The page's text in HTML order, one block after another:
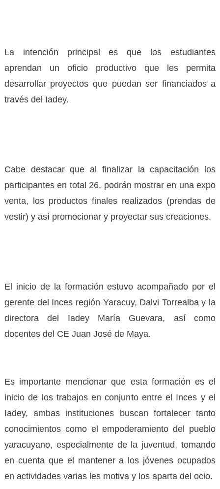
La intención principal es que los estudiantes
aprendan un oficio productivo que les permita
desarrollar proyectos que puedan ser financiados a
través del Iadey.
Cabe destacar que al finalizar la capacitación los
participantes en total 26, podrán mostrar en una expo
venta, los productos finales realizados (prendas de
vestir) y así promocionar y proyectar sus creaciones.
El inicio de la formación estuvo acompañado por el
gerente del Inces región Yaracuy, Dalvi Torrealba y la
directora del Iadey María Guevara, así como
docentes del CE Juan José de Maya.
Es importante mencionar que esta formación es el
inicio de los trabajos en conjunto entre el Inces y el
Iadey, ambas instituciones buscan fortalecer tanto
conocimientos como el empoderamiento del pueblo
yaracuyano, especialmente de la juventud, tomando
en cuenta que el mantener a los jóvenes ocupados
en actividades varias les motiva y los aparta del ocio.